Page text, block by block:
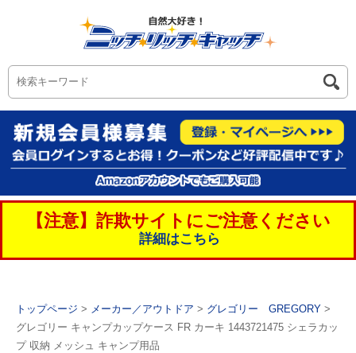
【注意】詐欺サイトにご注意ください
詳細はこちら
トップページ > メーカー／アウトドア > グレゴリー GREGORY >
グレゴリー キャンプカップケース FR カーキ 1443721475 シェラカッ
プ 収納 メッシュ キャンプ用品